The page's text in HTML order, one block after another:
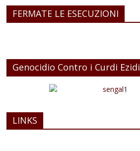
FERMATE LE ESECUZIONI
Genocidio Contro i Curdi Ezidi
LINKS